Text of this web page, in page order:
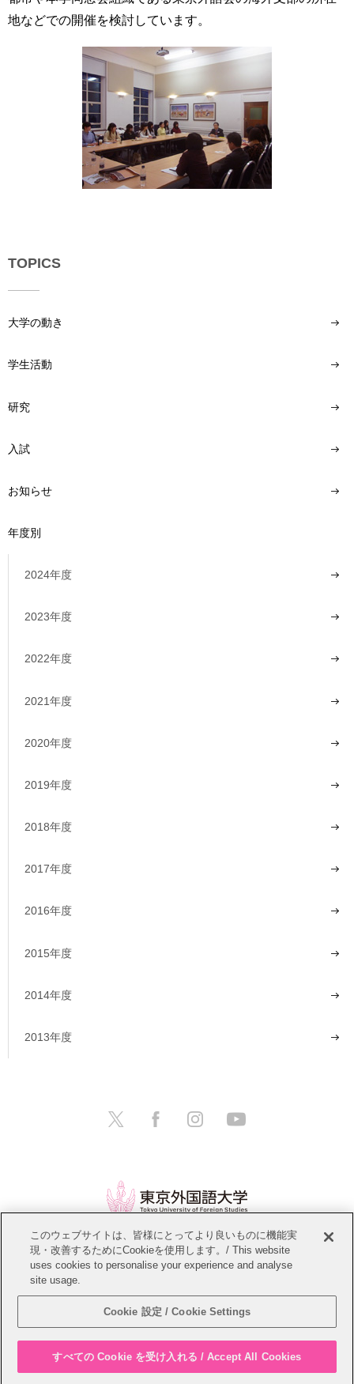
問
い
ト
地などでの開催を検討しています。
TOPICS
大学の動き
学生活動
研究
入試
お知らせ
年度別
2024年度
2023年度
2022年度
2021年度
2020年度
2019年度
2018年度
2017年度
2016年度
2015年度
2014年度
2013年度
情報公開 教職員募集 このサイトについて
Copyright © Tokyo University of Foreign Studies. All Rights Reserved.
このウェブサイトは、皆様にとってより良いものに機能実
現・改善するためにCookieを使用します。/ This website
uses cookies to personalise your experience and analyse
site usage.
Cookie 設定 / Cookie Settings
すべての Cookie を受け入れる / Accept All Cookies